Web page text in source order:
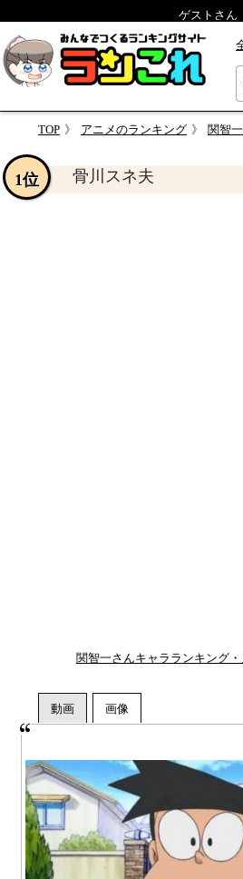
ゲストさん
TOP アニメのランキング 関智一さん
骨川スネ夫
1位
関智一さんキャラランキング